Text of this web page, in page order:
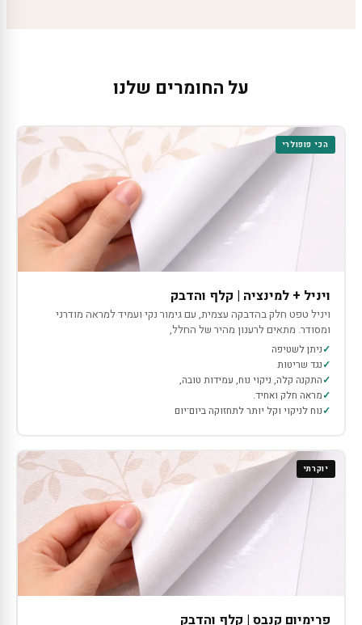
על החומרים שלנו
הכי פופולרי
ויניל + למינציה | קלף והדבק
ויניל טפט חלק בהדבקה עצמית, עם גימור נקי ועמיד למראה מודרני
ומסודר. מתאים לרענון מהיר של החלל,
ניתן לשטיפה
נגד שריטות
התקנה קלה, ניקוי נוח, עמידות טובה,
מראה חלק ואחיד.
נוח לניקוי וקל יותר לתחזוקה ביום־יום
יוקרתי
פרימיום קנבס | קלף והדבק